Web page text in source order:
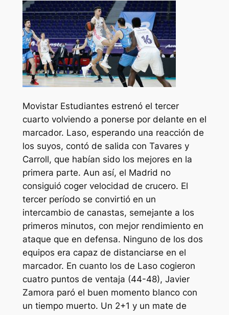
Movistar Estudiantes estrenó el tercer
cuarto volviendo a ponerse por delante en el
marcador. Laso, esperando una reacción de
los suyos, contó de salida con Tavares y
Carroll, que habían sido los mejores en la
primera parte. Aun así, el Madrid no
consiguió coger velocidad de crucero. El
tercer período se convirtió en un
intercambio de canastas, semejante a los
primeros minutos, con mejor rendimiento en
ataque que en defensa. Ninguno de los dos
equipos era capaz de distanciarse en el
marcador. En cuanto los de Laso cogieron
cuatro puntos de ventaja (44-48), Javier
Zamora paró el buen momento blanco con
un tiempo muerto. Un 2+1 y un mate de